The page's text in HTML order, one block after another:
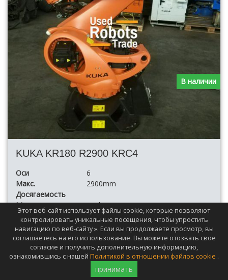
KUKA KR180 R2900 KRC4
Оси
6
Макс.
Досягаемость
2900mm
Макс.
Загрузить
180kg
В наличии
Этот веб-сайт использует файлы cookie, которые позволяют
контролировать уникальные посещения, чтобы упростить
навигацию по веб-сайту ». Если вы продолжаете просмотр, вы
соглашаетесь на его использование. Вы можете отозвать свое
согласие и получить дополнительную информацию,
ознакомившись с нашей Политикой в отношении файлов cookie .
принимать